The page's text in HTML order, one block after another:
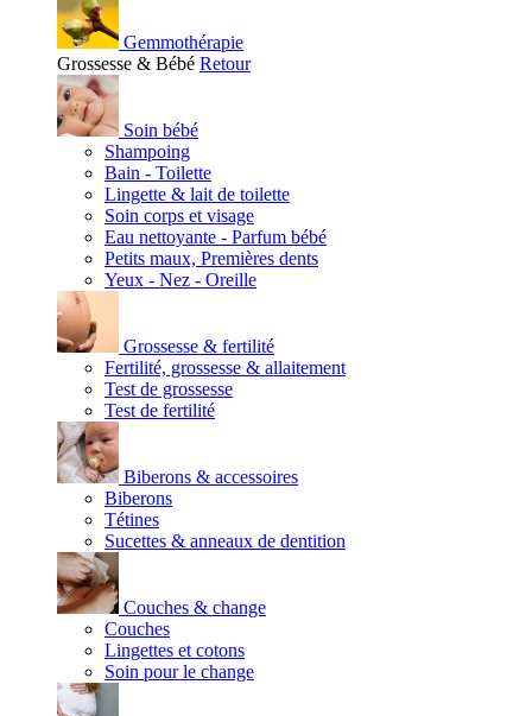
Gemmothérapie
Grossesse & Bébé Retour
Soin bébé
Shampoing
Bain - Toilette
Lingette & lait de toilette
Soin corps et visage
Eau nettoyante - Parfum bébé
Petits maux, Premières dents
Yeux - Nez - Oreille
Grossesse & fertilité
Fertilité, grossesse & allaitement
Test de grossesse
Test de fertilité
Biberons & accessoires
Biberons
Tétines
Sucettes & anneaux de dentition
Couches & change
Couches
Lingettes et cotons
Soin pour le change